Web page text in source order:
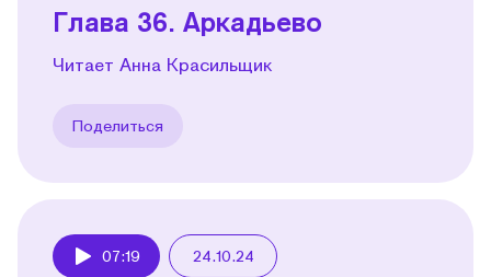
Глава 36. Аркадьево
Читает Анна Красильщик
Поделиться
07:19 24.10.24